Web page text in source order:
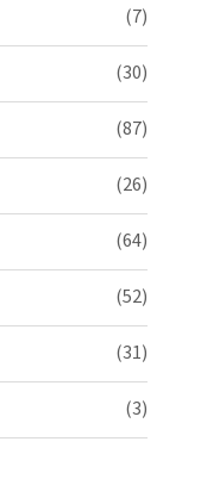
(7)
(30)
(87)
(26)
(64)
(52)
(31)
(3)